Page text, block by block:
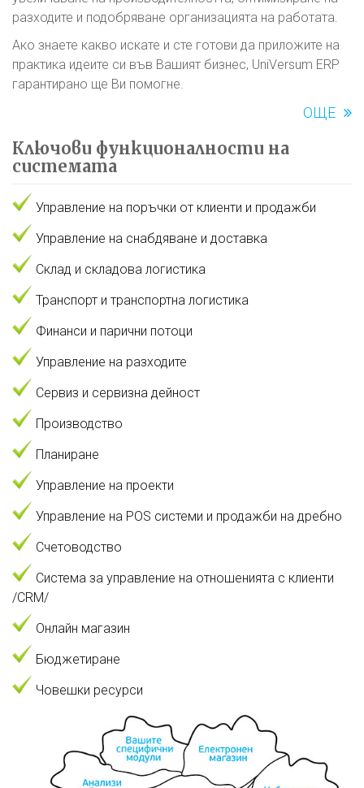
разходите и подобряване организацията на работата.
Ако знаете какво искате и сте готови да приложите на
практика идеите си във Вашият бизнес, UniVersum ERP
гарантирано ще Ви помогне.
ОЩЕ
Ключови функционалности на
системата
Управление на поръчки от клиенти и продажби
Управление на снабдяване и доставка
Склад и складова логистика
Транспорт и транспортна логистика
Финанси и парични потоци
Управление на разходите
Сервиз и сервизна дейност
Производство
Планиране
Управление на проекти
Управление на POS системи и продажби на дребно
Счетоводство
Система за управление на отношенията с клиенти
/CRM/
Онлайн магазин
Бюджетиране
Човешки ресурси